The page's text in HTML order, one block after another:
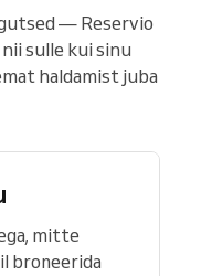
— Reservio
sulle kui sinu
haldamist juba
mitte
broneerida